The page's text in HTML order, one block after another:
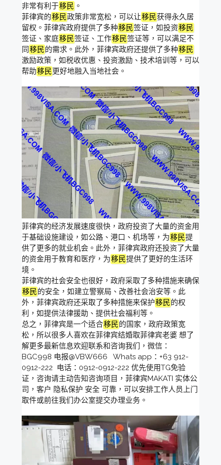
非常有利于移民 。
菲律宾的移民政策非常宽松，可以让移民获得永久居
留权。菲律宾政府提供了多种移民签证，如投资移民
签证、家庭移民签证、工作移民签证等，可以满足不
同移民的需求。此外，菲律宾政府还提供了多种移民
激励政策，如税收优惠、投资激励、技术培训等，可以
帮助移民更好地融入当地社会。
菲律宾的经济发展速度很快，政府投资了大量的资金用
于基础设施建设，如公路、港口、机场等，为移民提
供了更多的就业机会。此外，菲律宾政府还投资了大量
的资金用于教育和医疗，为移民提供了更好的生活环
境。
菲律宾的社会安全也很好，政府采取了多种措施来确保
移民的安全，如建立警察局、改善社会治安等。此
外，菲律宾政府还采取了多种措施来保护移民的权
利，如提供法律援助、提供社会福利等。
总之，菲律宾是一个适合移民的国家，政府政策宽
松，所以很多人喜欢在菲律宾结婚取菲律宾老婆 想了
解更多最新信息欢迎联系和咨询我们，微信：
BGC998 电报@VBW666 Whats app：+63 912-
0912-222 电话：0912-0912-222 优先使用TG免验
证，咨询请主动告知咨询项目，菲律宾MAKATI 实体公
司，客户 隐私保护 安全 可靠，可以安排工作人员上门
取件或前往我们办公室提交办理业务。